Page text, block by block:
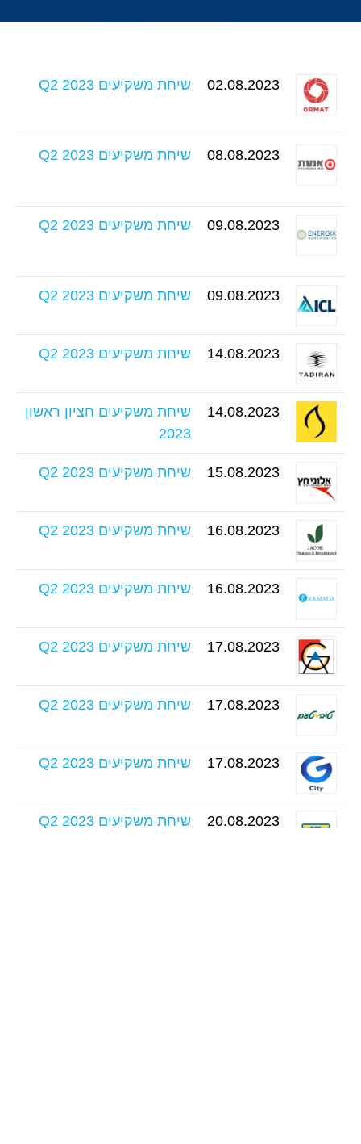
02.08.2023 שיחת משקיעים Q2 2023
08.08.2023 שיחת משקיעים Q2 2023
09.08.2023 שיחת משקיעים Q2 2023
09.08.2023 שיחת משקיעים Q2 2023
14.08.2023 שיחת משקיעים Q2 2023
14.08.2023
שיחת משקיעים חציון ראשון
2023
15.08.2023 שיחת משקיעים Q2 2023
16.08.2023 שיחת משקיעים Q2 2023
16.08.2023 שיחת משקיעים Q2 2023
17.08.2023 שיחת משקיעים Q2 2023
17.08.2023 שיחת משקיעים Q2 2023
17.08.2023 שיחת משקיעים Q2 2023
20.08.2023 שיחת משקיעים Q2 2023